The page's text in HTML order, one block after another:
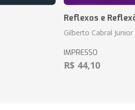
Reflexos e
Gilberto Cabral Junior
IMPRESSO
R$ 44,10